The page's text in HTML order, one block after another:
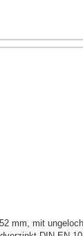
mm, mit